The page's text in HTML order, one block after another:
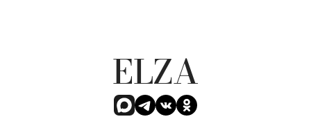
ELZA